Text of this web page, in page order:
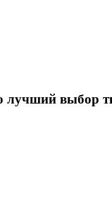
лучший выбор